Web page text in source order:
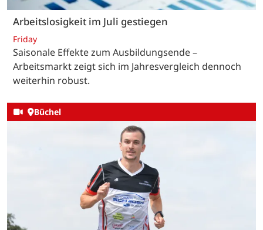
Arbeitslosigkeit im Juli gestiegen
Friday
Saisonale Effekte zum Ausbildungsende –
Arbeitsmarkt zeigt sich im Jahresvergleich dennoch
weiterhin robust.
Büchel